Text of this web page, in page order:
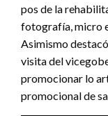
pos de la
fotografía, micro
Asimismo
visita del
promocionar lo
promocional de